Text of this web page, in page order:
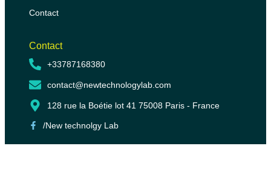
Contact
Contact
+33787168380
contact@newtechnologylab.com
128 rue la Boétie lot 41 75008 Paris - France
/New technolgy Lab